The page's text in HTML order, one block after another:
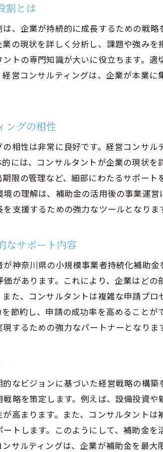
コンサルティング介入の影響
事例から学ぶ経営改善のヒント
成功事例に見る補助金活用の具体的手法
ンサルティングを活用して小規模事業
事業計画書の作成と見直し
財務分析と資金計画の策定
マーケティング戦略の最適化
コンサルティングを通じた継続的サポート
事業者持続化補助金の申請手順と経営
申請前に準備すべきこと
申請プロセスの詳細説明
コンサルタントがサポートする役割
審査通過のためのアドバイス
申請後のフォローアップと改善策
ンサルティングの視点から見る神奈川
地域特性を活かした事業展開
経営改善のための具体的アクション
コンサルタントが提案する成功への道筋
継続的な成長を支えるための施策
県で小規模事業者持続化補助金を受け
割とは
、企業が持続的に成長するための戦
の現状を詳しく分析し、課題や強み
トの専門知識が大いに役立ちます。
営コンサルティングは、企業が本業
ングの相性
相性は非常に良好です。経営コンサ
には、コンサルタントが企業の現状
限の管理など、細部にわたるサポー
の理解は、補助金の活用後の事業運
支援するための強力なツールとなりま
なサポート内容
神奈川県の小規模事業者持続化補助
があります。これにより、企業はど
た、コンサルタントは複雑な申請プ
節約し、申請の成功率を高めること
するための強力なパートナーとなりま
なビジョンに基づいた経営戦略の構
略を策定します。例えば、設備投資
高まります。また、コンサルタント
トします。このようにして、補助金
サルティングは、企業が補助金を最